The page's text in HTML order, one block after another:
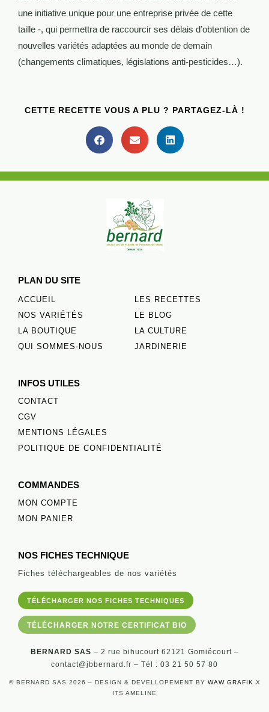
une initiative unique pour une entreprise privée de cette
taille -, qui permettra de raccourcir ses délais d’obtention de
nouvelles variétés adaptées au monde de demain
(changements climatiques, législations anti-pesticides…).
CETTE RECETTE VOUS A PLU ? PARTAGEZ-LÀ !
PLAN DU SITE
ACCUEIL
NOS VARIÉTÉS
LA BOUTIQUE
QUI SOMMES-NOUS
LES RECETTES
LE BLOG
LA CULTURE
JARDINERIE
INFOS UTILES
CONTACT
CGV
MENTIONS LÉGALES
POLITIQUE DE CONFIDENTIALITÉ
COMMANDES
MON COMPTE
MON PANIER
NOS FICHES TECHNIQUE
Fiches téléchargeables de nos variétés
TÉLÉCHARGER NOS FICHES TECHNIQUES
TÉLÉCHARGER NOTRE CERTIFICAT BIO
BERNARD SAS – 2 rue bihucourt 62121 Gomiécourt –
contact@jbbernard.fr – Tél : 03 21 50 57 80
© BERNARD SAS 2026 – DESIGN & DEVELLOPEMENT BY WAW GRAFIK X
ITS AMELINE